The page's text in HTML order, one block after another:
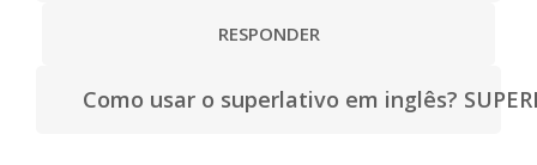
RESPONDER
Como usar o superlativo em inglês?